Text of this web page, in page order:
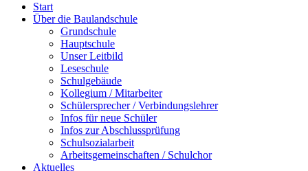
Start
Über die Baulandschule
Grundschule
Hauptschule
Unser Leitbild
Leseschule
Schulgebäude
Kollegium / Mitarbeiter
Schülersprecher / Verbindungslehrer
Infos für neue Schüler
Infos zur Abschlussprüfung
Schulsozialarbeit
Arbeitsgemeinschaften / Schulchor
Aktuelles